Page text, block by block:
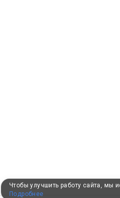
Чтобы улучшить работу сайта, мы
Подробнее